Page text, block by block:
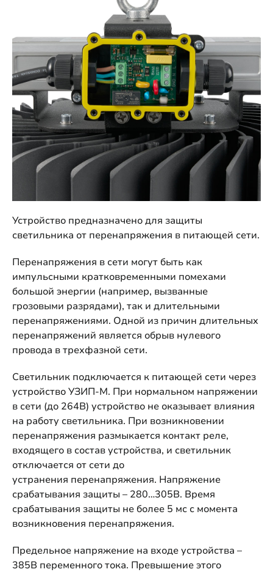
Устройство предназначено для защиты
светильника от перенапряжения в питающей сети.
Перенапряжения в сети могут быть как
импульсными кратковременными помехами
большой энергии (например, вызванные
грозовыми разрядами), так и длительными
перенапряжениями. Одной из причин длительных
перенапряжений является обрыв нулевого
провода в трехфазной сети.
Светильник подключается к питающей сети через
устройство УЗИП-М. При нормальном напряжении
в сети (до 264В) устройство не оказывает влияния
на работу светильника. При возникновении
перенапряжения размыкается контакт реле,
входящего в состав устройства, и светильник
отключается от сети до
устранения перенапряжения. Напряжение
срабатывания защиты – 280…305В. Время
срабатывания защиты не более 5 мс с момента
возникновения перенапряжения.
Предельное напряжение на входе устройства –
385В переменного тока. Превышение этого